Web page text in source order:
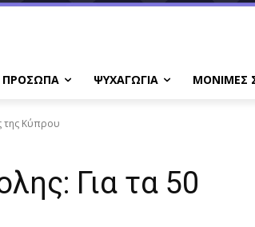
ΠΡΟΣΩΠΑ ΨΥΧΑΓΩΓΙΑ ΜΟΝΙΜΕΣ
της Κύπρου
Για τα 50